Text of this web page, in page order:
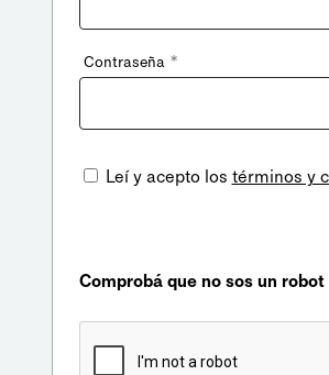
Contraseña *
Leí y acepto los términos y
Comprobá que no sos un robot